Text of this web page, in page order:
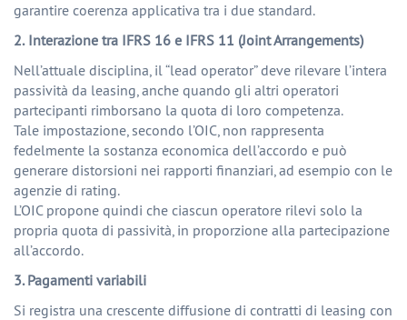
garantire coerenza applicativa tra i due standard.
2. Interazione tra IFRS 16 e IFRS 11 (Joint Arrangements)
Nell’attuale disciplina, il “lead operator” deve rilevare l’intera
passività da leasing, anche quando gli altri operatori
partecipanti rimborsano la quota di loro competenza.
Tale impostazione, secondo l’OIC, non rappresenta
fedelmente la sostanza economica dell’accordo e può
generare distorsioni nei rapporti finanziari, ad esempio con le
agenzie di rating.
L’OIC propone quindi che ciascun operatore rilevi solo la
propria quota di passività, in proporzione alla partecipazione
all’accordo.
3. Pagamenti variabili
Si registra una crescente diffusione di contratti di leasing con